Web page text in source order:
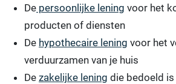
De persoonlijke lening voor het
producten of diensten
De hypothecaire lening voor het
verduurzamen van je huis
De zakelijke lening die bedoeld is